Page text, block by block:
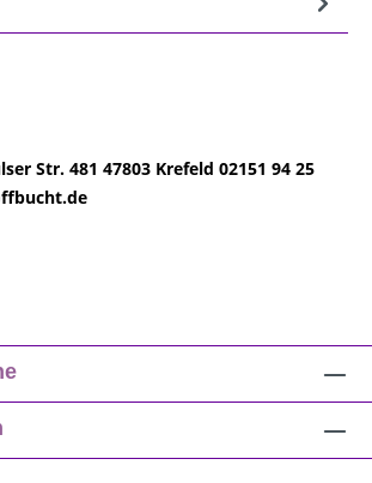
Str. 481 47803 Krefeld 02151 94 25